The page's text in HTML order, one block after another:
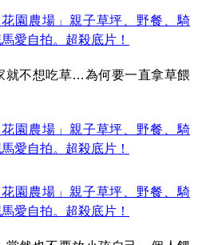
就不想吃草…為何要一直拿草餵